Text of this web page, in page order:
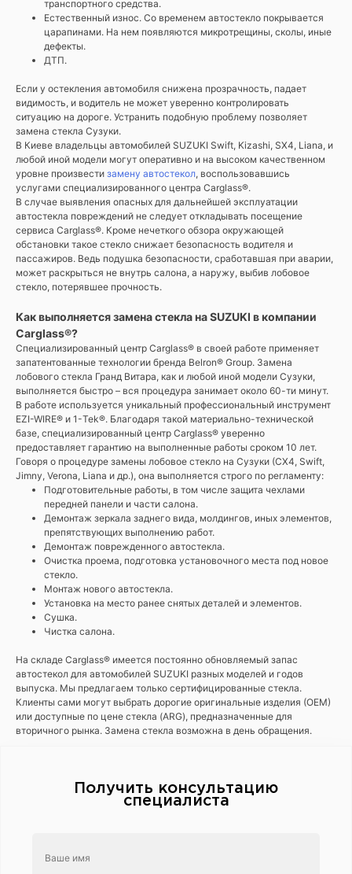
транспортного средства.
Естественный износ. Со временем автостекло покрывается
царапинами. На нем появляются микротрещины, сколы, иные
дефекты.
ДТП.
Если у остекления автомобиля снижена прозрачность, падает
видимость, и водитель не может уверенно контролировать
ситуацию на дороге. Устранить подобную проблему позволяет
замена стекла Сузуки.
В Киеве владельцы автомобилей SUZUKI Swift, Kizashi, SX4, Liana, и
любой иной модели могут оперативно и на высоком качественном
уровне произвести замену автостекол, воспользовавшись
услугами специализированного центра Carglass®.
В случае выявления опасных для дальнейшей эксплуатации
автостекла повреждений не следует откладывать посещение
сервиса Carglass®. Кроме нечеткого обзора окружающей
обстановки такое стекло снижает безопасность водителя и
пассажиров. Ведь подушка безопасности, сработавшая при аварии,
может раскрыться не внутрь салона, а наружу, выбив лобовое
стекло, потерявшее прочность.
Как выполняется замена стекла на SUZUKI в компании
Carglass®?
Специализированный центр Carglass® в своей работе применяет
запатентованные технологии бренда Belron® Group. Замена
лобового стекла Гранд Витара, как и любой иной модели Сузуки,
выполняется быстро – вся процедура занимает около 60-ти минут.
В работе используется уникальный профессиональный инструмент
EZI-WIRE® и 1-Tek®. Благодаря такой материально-технической
базе, специализированный центр Carglass® уверенно
предоставляет гарантию на выполненные работы сроком 10 лет.
Говоря о процедуре замены лобовое стекло на Сузуки (СХ4, Swift,
Jimny, Verona, Liana и др.), она выполняется строго по регламенту:
Подготовительные работы, в том числе защита чехлами
передней панели и части салона.
Демонтаж зеркала заднего вида, молдингов, иных элементов,
препятствующих выполнению работ.
Демонтаж поврежденного автостекла.
Очистка проема, подготовка установочного места под новое
стекло.
Монтаж нового автостекла.
Установка на место ранее снятых деталей и элементов.
Сушка.
Чистка салона.
На складе Carglass® имеется постоянно обновляемый запас
автостекол для автомобилей SUZUKI разных моделей и годов
выпуска. Мы предлагаем только сертифицированные стекла.
Клиенты сами могут выбрать дорогие оригинальные изделия (ОЕМ)
или доступные по цене стекла (ARG), предназначенные для
вторичного рынка. Замена стекла возможна в день обращения.
Получить консультацию
специалиста